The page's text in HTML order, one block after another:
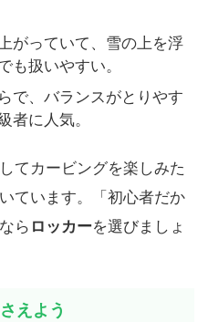
がっていて、雪の上を浮
も扱いやすい。
で、バランスがとりやす
者に人気。
てカービングを楽しみた
ています。「初心者だか
ら ロッカーを選びましょ
えよう